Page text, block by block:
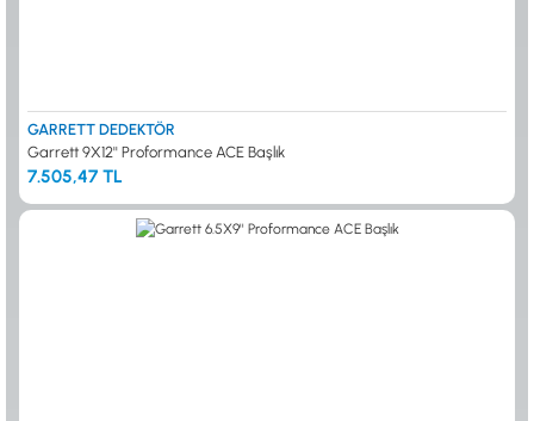
GARRETT DEDEKTÖR
Garrett 9X12'' Proformance ACE Başlık
7.505,47 TL